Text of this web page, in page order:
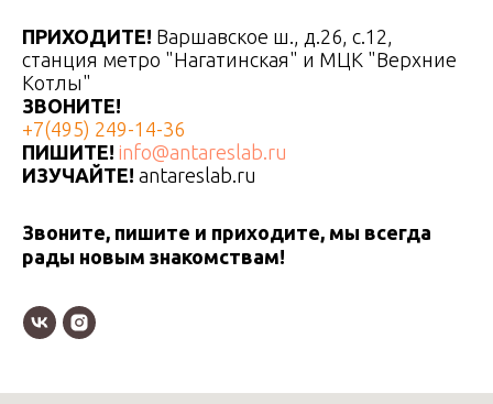
ПРИХОДИТЕ! Варшавское ш., д.26, с.12,
станция метро "Нагатинская" и МЦК "Верхние
Котлы"
ЗВОНИТЕ!
+7(495) 249-14-36
ПИШИТЕ! info@antareslab.ru
ИЗУЧАЙТЕ! antareslab.ru
Звоните, пишите и приходите, мы всегда
рады новым знакомствам!